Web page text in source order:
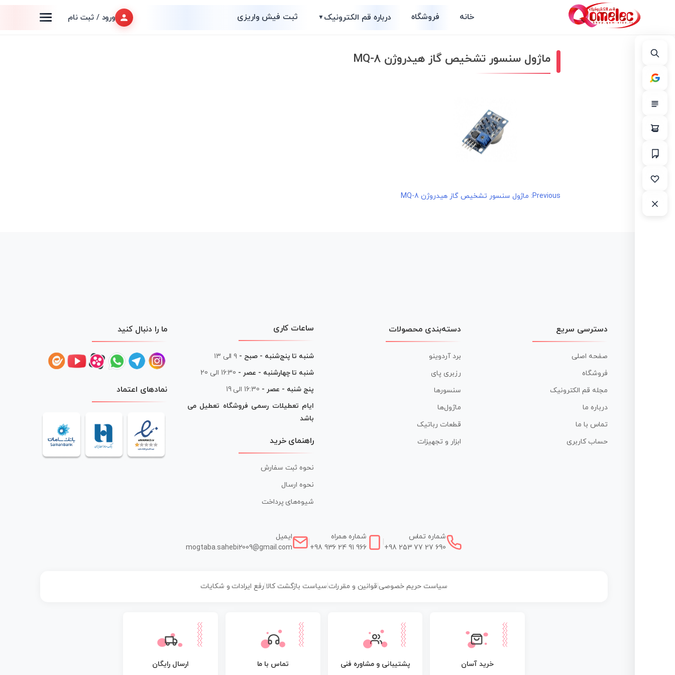
خانه فروشگاه درباره قم الکترونیک▼ ثبت فیش واریزی ورود / ثبت نام
ماژول سنسور تشخیص گاز هیدروژن MQ-8
راهبری
Previous: ماژول سنسور تشخیص گاز هیدروژن MQ-8
دسترسی سریع
صفحه اصلی
فروشگاه
مجله قم الکترونیک
درباره ما
تماس با ما
حساب کاربری
دسته‌بندی محصولات
برد آردوینو
رزبری پای
سنسورها
ماژول‌ها
قطعات رباتیک
ابزار و تجهیزات
ساعات کاری
شنبه تا پنج‌شنبه - صبح - ۹ الی ۱۳
شنبه تا چهارشنبه - عصر - 16:30 الی 20
پنج شنبه - عصر - 16:30 الی 19
ایام تعطیلات رسمی فروشگاه تعطیل می
باشد
راهنمای خرید
نحوه ثبت سفارش
نحوه ارسال
شیوه‌های پرداخت
ما را دنبال کنید
نمادهای اعتماد
شماره تماس
+98 253 77 27 690
شماره همراه
+98 936 24 91 966
ایمیل
mogtaba.sahebi2009@gmail.com
سیاست حریم خصوصی| قوانین و مقررات سیاست بازگشت کالا رفع ایرادات و شکایات
خرید آسان پشتیبانی و مشاوره فنی تماس با ما ارسال رایگان